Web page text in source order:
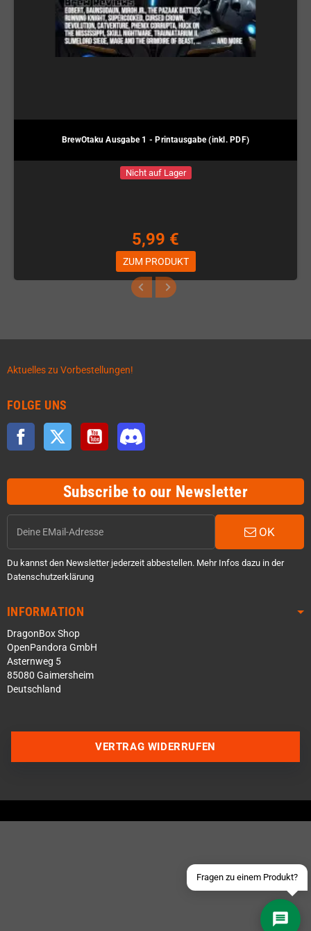
BrewOtaku Ausgabe 1 - Printausgabe (inkl. PDF)
Nicht auf Lager
5,99 €
ZUM PRODUKT
Aktuelles zu Vorbestellungen!
FOLGE UNS
Facebook Twitter YouTube
Subscribe to our Newsletter
OK
Du kannst den Newsletter jederzeit abbestellen. Mehr Infos dazu in der
Datenschutzerklärung
INFORMATION
DragonBox Shop
OpenPandora GmbH
Asternweg 5
85080 Gaimersheim
Deutschland
Fragen zu einem Produkt?
Über WhatsApp schreiben
Schick uns eine eMail
VERTRAG WIDERRUFEN